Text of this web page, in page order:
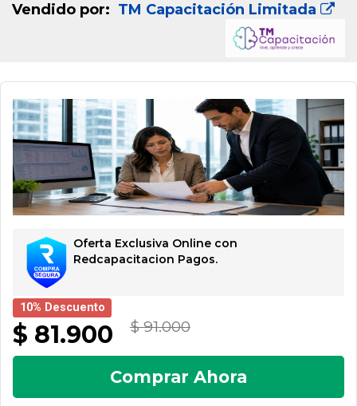
Vendido por: TM Capacitación Limitada
Oferta Exclusiva Online con
Redcapacitacion Pagos.
10% Descuento
$ 81.900 $ 91.000
Comprar Ahora